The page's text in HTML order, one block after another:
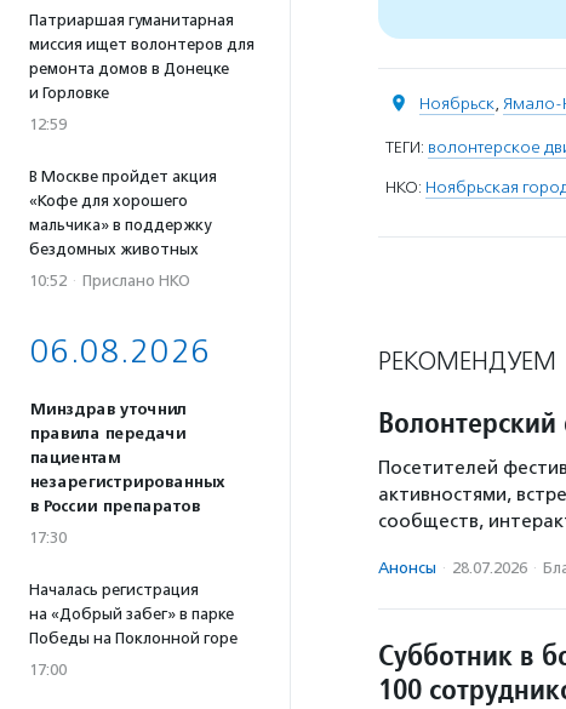
Патриаршая гуманитарная
миссия ищет волонтеров для
ремонта домов в Донецке
и Горловке
12:59
В Москве пройдет акция
«Кофе для хорошего
мальчика» в поддержку
бездомных животных
10:52 · Прислано НКО
06.08.2026
Минздрав уточнил
правила передачи
пациентам
незарегистрированных
в России препаратов
17:30
Началась регистрация
на «Добрый забег» в парке
Победы на Поклонной горе
17:00
Ноябрьск, Ямало-
ТЕГИ: волонтерское
НКО: Ноябрьская
РЕКОМЕНДУЕМ
Посетителей
активностями,
сообществ,
Анонсы · 28.07.2026 ·
Субботник в
100